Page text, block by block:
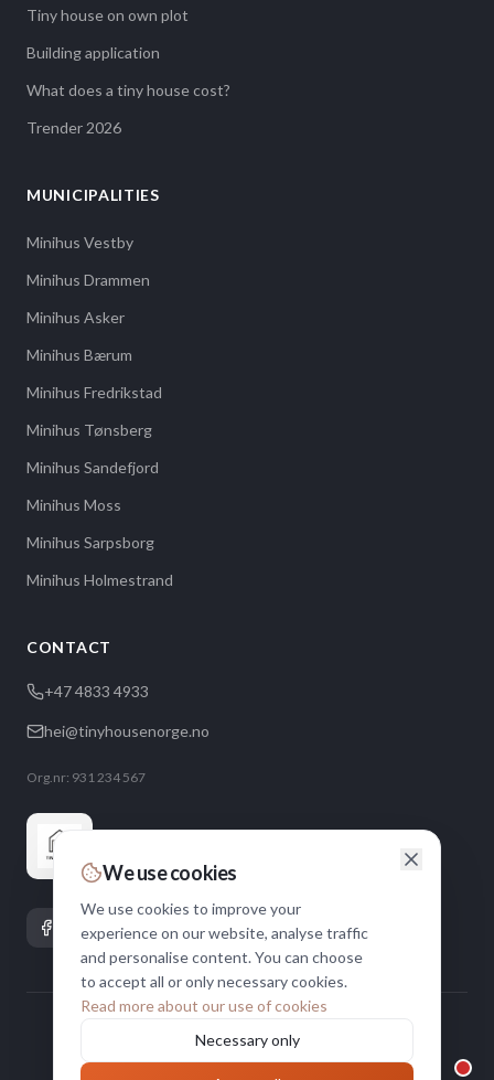
Tiny house on own plot
Building application
What does a tiny house cost?
Trender 2026
MUNICIPALITIES
Minihus Vestby
Minihus Drammen
Minihus Asker
Minihus Bærum
Minihus Fredrikstad
Minihus Tønsberg
Minihus Sandefjord
Minihus Moss
Minihus Sarpsborg
Minihus Holmestrand
CONTACT
+47 4833 4933
hei@tinyhousenorge.no
Org.nr: 931 234 567
Tiny House Norge. All rights reserved.
We use cookies
We use cookies to improve your
experience on our website, analyse traffic
and personalise content. You can choose
to accept all or only necessary cookies.
Read more about our use of cookies
Necessary only